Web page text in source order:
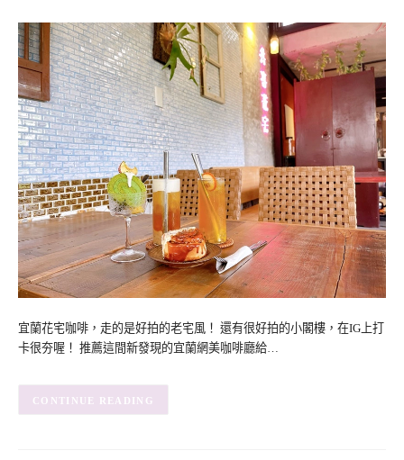
宜蘭花宅咖啡，走的是好拍的老宅風！ 還有很好拍的小閣樓，在IG上打
卡很夯喔！ 推薦這間新發現的宜蘭網美咖啡廳給…
CONTINUE READING